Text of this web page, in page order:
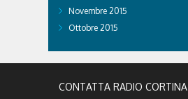
Novembre 2015
Ottobre 2015
CONTATTA RADIO CORTINA